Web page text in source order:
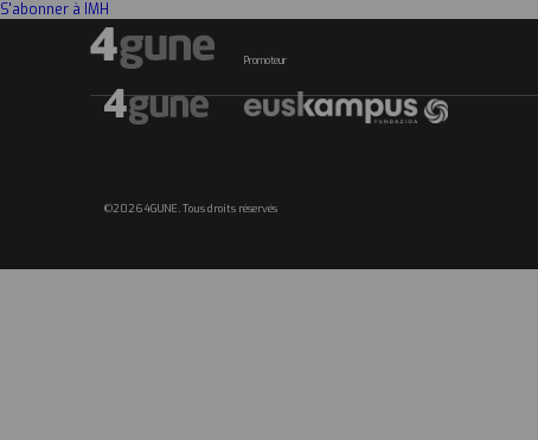
S'abonner à IMH
Promoteur
©2026 4GUNE. Tous droits réservés